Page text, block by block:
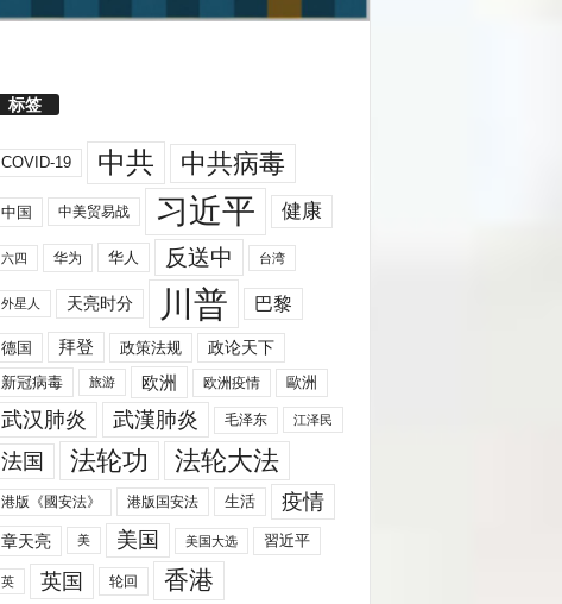
标签
COVID-19 中共 中共病毒
中国 中美贸易战 习近平 健康
六四 华为 华人 反送中 台湾
外星人 天亮时分 川普 巴黎
德国 拜登 政策法规
政论天下
新冠病毒
旅游 欧洲 欧洲疫情 歐洲
武汉肺炎 武漢肺炎 毛泽东 江泽民
法国 法轮功 法轮大法
港版《國安法》 港版国安法 生活 疫情
章天亮 美 美国 美国大选 習近平
英 英国 轮回 香港